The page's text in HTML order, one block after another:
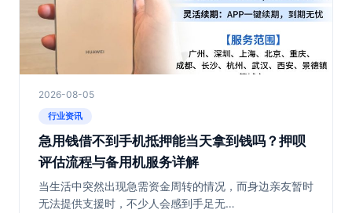
2026-08-05
行业资讯
急用钱借不到手机抵押能当天拿到钱吗？押呗
评估流程与备用机服务详解
当生活中突然出现急需资金周转的情况，而身边亲友暂时
无法提供支援时，不少人会感到手足无…